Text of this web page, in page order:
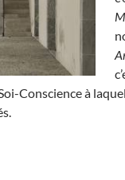
Conscience à